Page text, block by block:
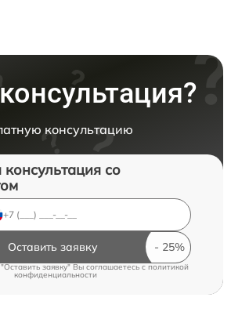
консультацию
со
Оставить заявку
заявку" Вы соглашаетесь cполитикой
конфиденциальности